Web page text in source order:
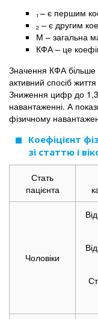
1 – є першим
2 – є другим
М – загальна
КФА – це
Значення КФА
активний спосіб
Зниження цифр до 1,3
навантаженні. А
фізичному
Коефіцієнт
зі статтю і
Стать
пацієнта
Чоловіки